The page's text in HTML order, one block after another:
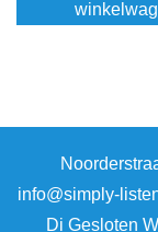
info@simply-
Di Gesloten